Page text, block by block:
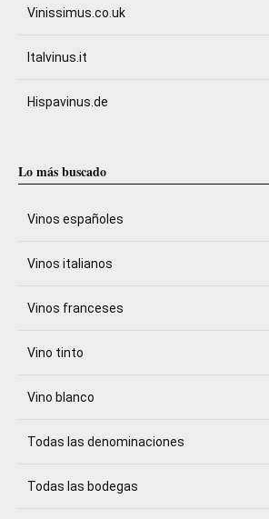
Vinissimus.co.uk
Italvinus.it
Hispavinus.de
Lo más buscado
Vinos españoles
Vinos italianos
Vinos franceses
Vino tinto
Vino blanco
Todas las denominaciones
Todas las bodegas